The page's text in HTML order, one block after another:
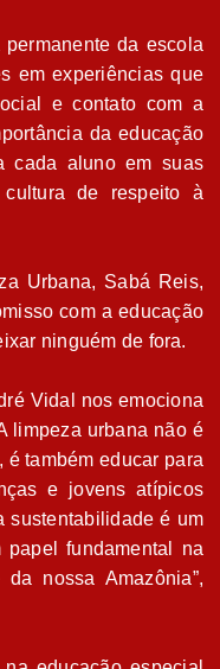
da escola
em experiências que
e contato com a
da educação
cada aluno em suas
de respeito à
Urbana, Sabá Reis,
com a educação
ninguém de fora.
Vidal nos emociona
limpeza urbana não é
também educar para
e jovens atípicos
sustentabilidade é um
fundamental na
nossa Amazônia”,